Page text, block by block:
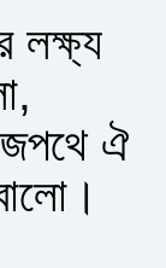
লক্ষ্য
ঐ